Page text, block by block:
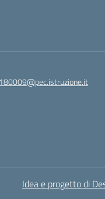
Idea e progetto di